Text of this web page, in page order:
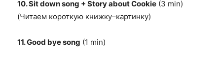
10. Sit down song + Story about Cookie (3 min)
(Читаем короткую книжку–картинку)
11. Good bye song (1 min)